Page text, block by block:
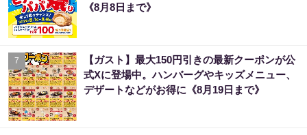
《8月8日まで》
7
【ガスト】最大150円引きの最新クーポンが公
式Xに登場中。ハンバーグやキッズメニュー、
デザートなどがお得に《8月19日まで》